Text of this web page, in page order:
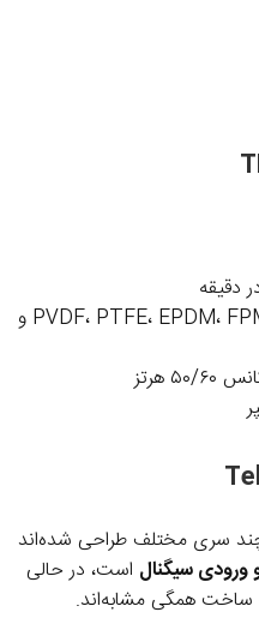
PVDF، PTFE، EPDM، FPM و
سری مختلف طراحی شده‌اند
ورودی سیگنال است، در حالی
ساخت همگی مشابه‌اند.